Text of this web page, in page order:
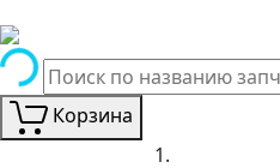
Корзина